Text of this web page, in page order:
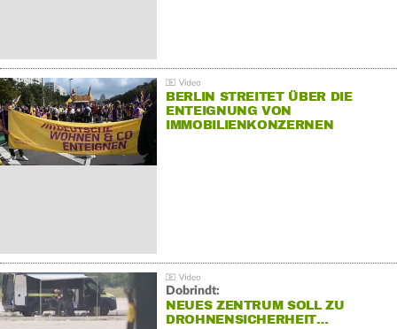
BERLIN STREITET ÜBER DIE
ENTEIGNUNG VON
IMMOBILIENKONZERNEN
Dobrindt:
NEUES ZENTRUM SOLL ZU
DROHNENSICHERHEIT…